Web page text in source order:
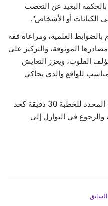
بالحكمة البعيد عن التعصب
الكيانات أو الأشخاص".
العلمية، ومراعاة فقه
الموثوقة، والتركيز على
القلوب، ويعزز التعايش
للواقع والذي يحاكي
كما دعت الوزارة إلى "التقيد بالزمن المحدد للخطبة 30 دقيقة كحد
والرجوع في النوازل إلى